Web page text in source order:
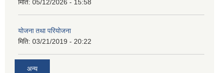
मिति: 05/12/2026 - 15:58
योजना तथा परियोजना
मिति: 03/21/2019 - 20:22
अन्य